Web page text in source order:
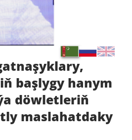
başlygy hanym
döwletleriň
maslahatdaky